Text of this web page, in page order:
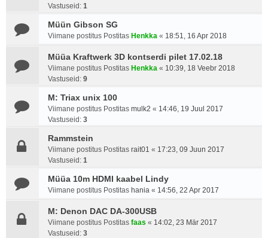
Vastuseid: 1
Müün Gibson SG
Viimane postitus Postitas Henkka « 18:51, 16 Apr 2018
Müüa Kraftwerk 3D kontserdi pilet 17.02.18
Viimane postitus Postitas Henkka « 10:39, 18 Veebr 2018
Vastuseid: 9
M: Triax unix 100
Viimane postitus Postitas mulk2 « 14:46, 19 Juul 2017
Vastuseid: 3
Rammstein
Viimane postitus Postitas rait01 « 17:23, 09 Juun 2017
Vastuseid: 1
Müüa 10m HDMI kaabel Lindy
Viimane postitus Postitas hania « 14:56, 22 Apr 2017
M: Denon DAC DA-300USB
Viimane postitus Postitas faas « 14:02, 23 Mär 2017
Vastuseid: 3